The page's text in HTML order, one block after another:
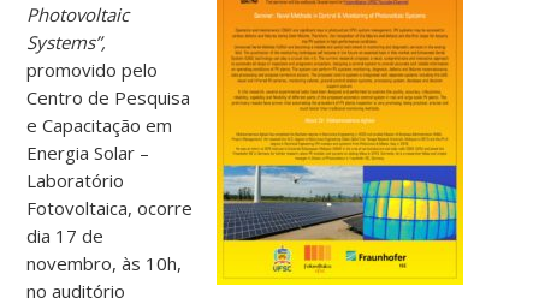
Photovoltaic
Systems”,
promovido pelo
Centro de Pesquisa
e Capacitação em
Energia Solar –
Laboratório
Fotovoltaica, ocorre
dia 17 de
novembro, às 10h,
no auditório